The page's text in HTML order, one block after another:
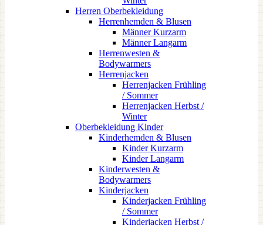
Herren Oberbekleidung
Herrenhemden & Blusen
Männer Kurzarm
Männer Langarm
Herrenwesten &
Bodywarmers
Herrenjacken
Herrenjacken Frühling
/ Sommer
Herrenjacken Herbst /
Winter
Oberbekleidung Kinder
Kinderhemden & Blusen
Kinder Kurzarm
Kinder Langarm
Kinderwesten &
Bodywarmers
Kinderjacken
Kinderjacken Frühling
/ Sommer
Kinderjacken Herbst /